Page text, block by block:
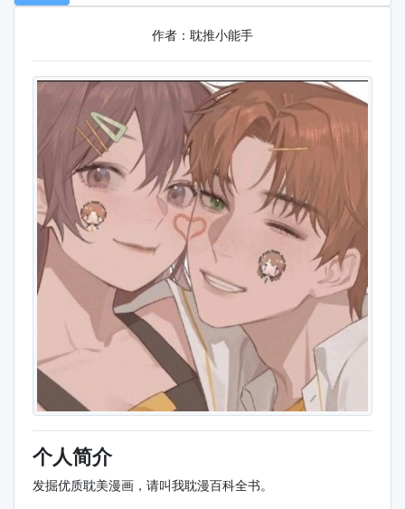
作者：耽推小能手
个人简介
发掘优质耽美漫画，请叫我耽漫百科全书。